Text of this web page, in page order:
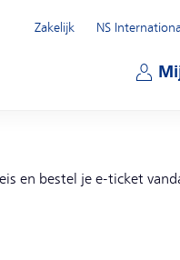
Zakelijk
NS
en bestel je e-ticket